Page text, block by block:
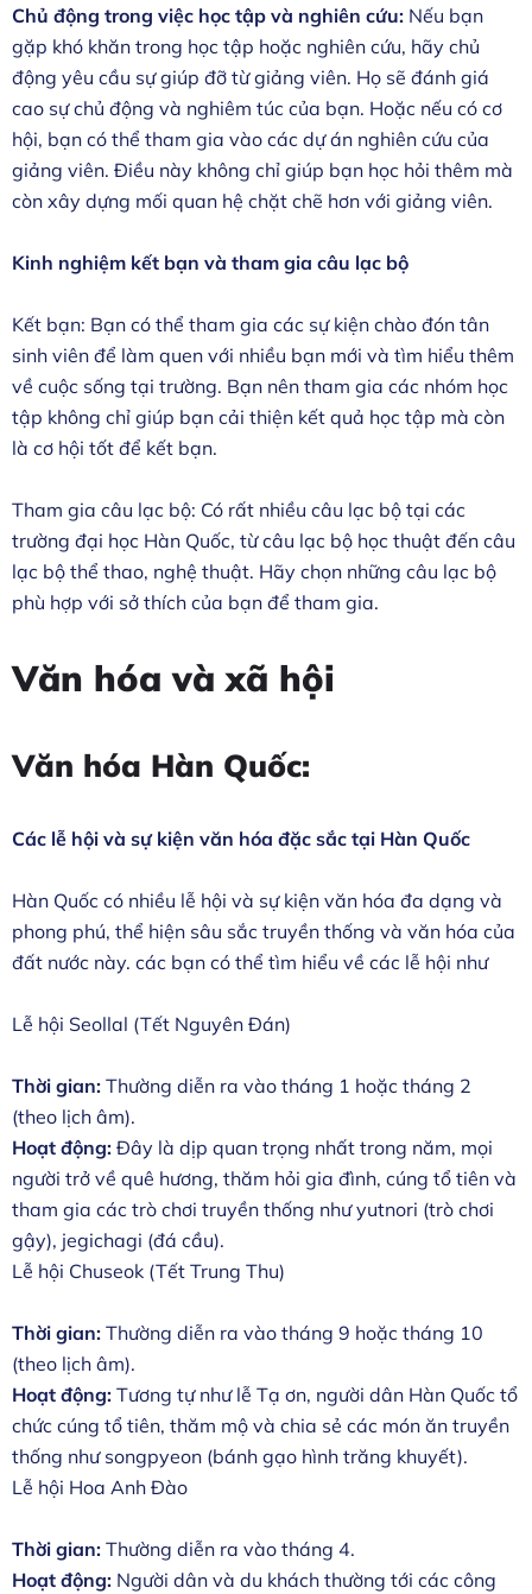
Chủ động trong việc học tập và nghiên cứu: Nếu bạn
gặp khó khăn trong học tập hoặc nghiên cứu, hãy chủ
động yêu cầu sự giúp đỡ từ giảng viên. Họ sẽ đánh giá
cao sự chủ động và nghiêm túc của bạn. Hoặc nếu có cơ
hội, bạn có thể tham gia vào các dự án nghiên cứu của
giảng viên. Điều này không chỉ giúp bạn học hỏi thêm mà
còn xây dựng mối quan hệ chặt chẽ hơn với giảng viên.
Kinh nghiệm kết bạn và tham gia câu lạc bộ
Kết bạn: Bạn có thể tham gia các sự kiện chào đón tân
sinh viên để làm quen với nhiều bạn mới và tìm hiểu thêm
về cuộc sống tại trường. Bạn nên tham gia các nhóm học
tập không chỉ giúp bạn cải thiện kết quả học tập mà còn
là cơ hội tốt để kết bạn.
Tham gia câu lạc bộ: Có rất nhiều câu lạc bộ tại các
trường đại học Hàn Quốc, từ câu lạc bộ học thuật đến câu
lạc bộ thể thao, nghệ thuật. Hãy chọn những câu lạc bộ
phù hợp với sở thích của bạn để tham gia.
Văn hóa và xã hội
Văn hóa Hàn Quốc:
Các lễ hội và sự kiện văn hóa đặc sắc tại Hàn Quốc
Hàn Quốc có nhiều lễ hội và sự kiện văn hóa đa dạng và
phong phú, thể hiện sâu sắc truyền thống và văn hóa của
đất nước này. các bạn có thể tìm hiểu về các lễ hội như
Lễ hội Seollal (Tết Nguyên Đán)
Thời gian: Thường diễn ra vào tháng 1 hoặc tháng 2
(theo lịch âm).
Hoạt động: Đây là dịp quan trọng nhất trong năm, mọi
người trở về quê hương, thăm hỏi gia đình, cúng tổ tiên và
tham gia các trò chơi truyền thống như yutnori (trò chơi
gậy), jegichagi (đá cầu).
Lễ hội Chuseok (Tết Trung Thu)
Thời gian: Thường diễn ra vào tháng 9 hoặc tháng 10
(theo lịch âm).
Hoạt động: Tương tự như lễ Tạ ơn, người dân Hàn Quốc tổ
chức cúng tổ tiên, thăm mộ và chia sẻ các món ăn truyền
thống như songpyeon (bánh gạo hình trăng khuyết).
Lễ hội Hoa Anh Đào
Thời gian: Thường diễn ra vào tháng 4.
Hoạt động: Người dân và du khách thường tới các công